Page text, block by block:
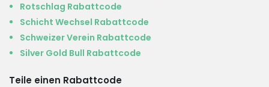
Rotschlag Rabattcode
Schicht Wechsel Rabattcode
Schweizer Verein Rabattcode
Silver Gold Bull Rabattcode
Teile einen Rabattcode